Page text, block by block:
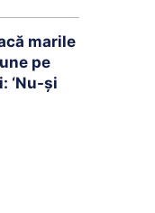
marile
pe
‘Nu-și